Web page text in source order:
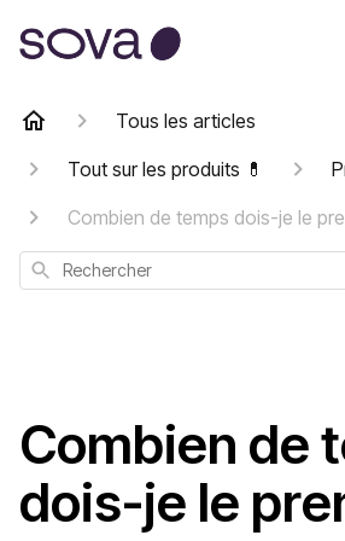
Tous les articles
Tout sur les produits 💊
Combien de temps dois-je le
Rechercher
Combien de
dois-je le